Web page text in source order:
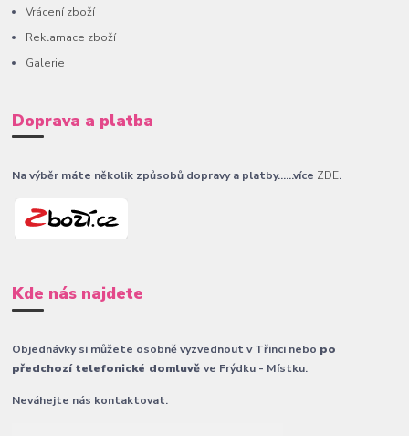
Vrácení zboží
Reklamace zboží
Galerie
Doprava a platba
Na výběr máte několik způsobů dopravy a platby......více ZDE.
Kde nás najdete
Objednávky si můžete osobně vyzvednout v Třinci nebo po
předchozí telefonické domluvěve Frýdku - Místku.
Neváhejte nás kontaktovat.